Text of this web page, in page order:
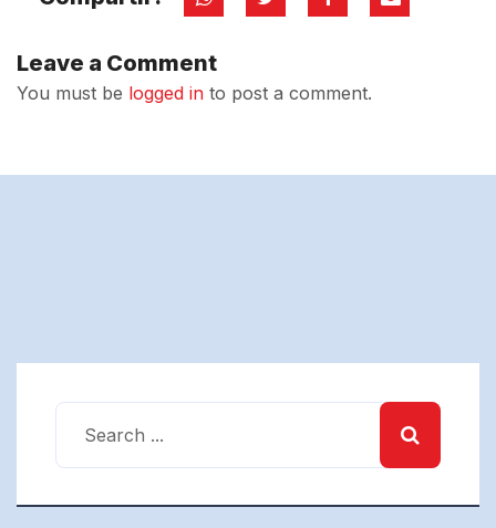
Leave a Comment
You must be logged in to post a comment.